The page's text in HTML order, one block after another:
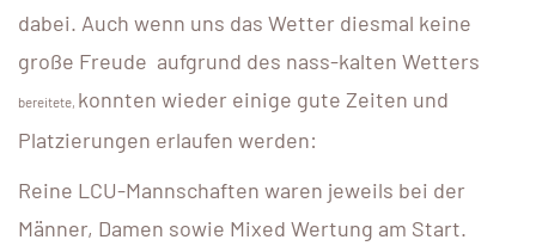
dabei. Auch wenn uns das Wetter diesmal keine
große Freude aufgrund des nass-kalten Wetters
bereitete, konnten wieder einige gute Zeiten und
Platzierungen erlaufen werden:
Reine LCU-Mannschaften waren jeweils bei der
Männer, Damen sowie Mixed Wertung am Start.